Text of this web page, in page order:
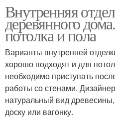
Внутренняя
деревянного
потолка и пола
Варианты внутренней
хорошо подходят и для
необходимо приступать
работы со стенами.
натуральный вид
доску или вагонку.